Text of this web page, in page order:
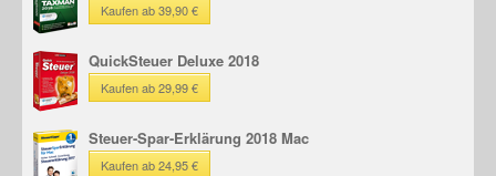
Kaufen ab 39,90 €
QuickSteuer Deluxe 2018
Kaufen ab 29,99 €
Steuer-Spar-Erklärung 2018 Mac
Kaufen ab 24,95 €